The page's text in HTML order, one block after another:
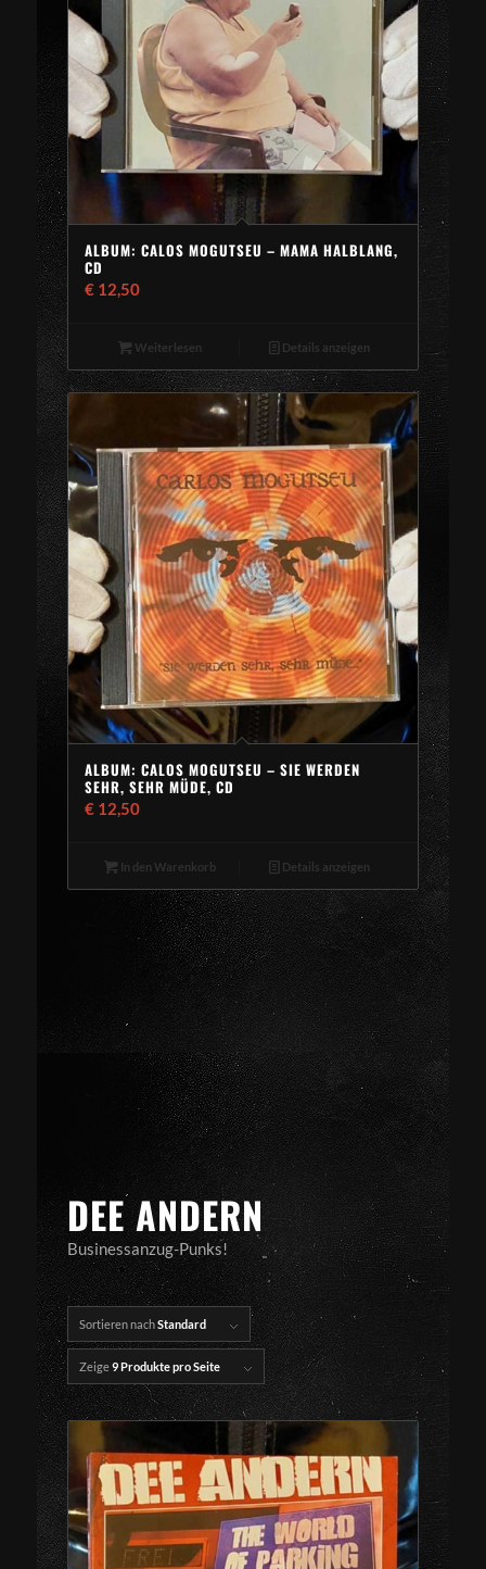
ALBUM: CALOS MOGUTSEU – MAMA HALBLANG,
CD
€ 12,50
Weiterlesen Details anzeigen
ALBUM: CALOS MOGUTSEU – SIE WERDEN
SEHR, SEHR MÜDE, CD
€ 12,50
In den Warenkorb Details anzeigen
DEE ANDERN
Businessanzug-Punks!
Sortieren nachStandard
Zeige9 Produkte pro Seite